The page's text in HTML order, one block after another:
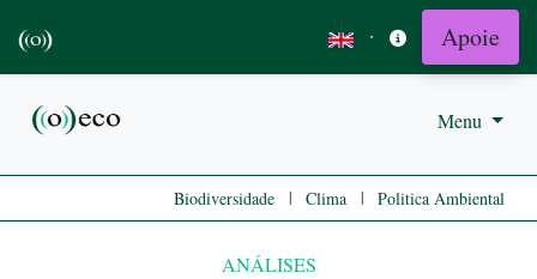
· Apoie
Menu
Biodiversidade | Clima | Politica Ambiental
ANÁLISES